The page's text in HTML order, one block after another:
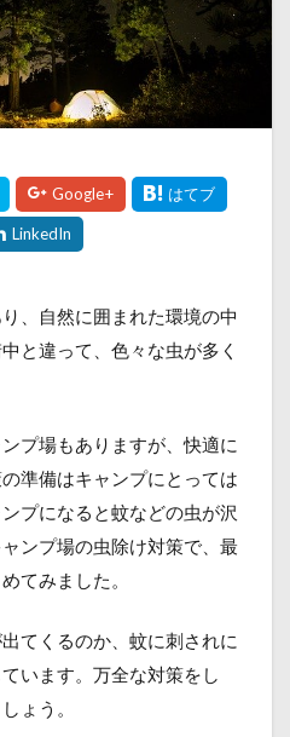
、自然に囲まれた環境の中
と違って、色々な虫が多く
プ場もありますが、快適に
準備はキャンプにとっては
プになると蚊などの虫が沢
ンプ場の虫除け対策で、最
てみました。
てくるのか、蚊に刺されに
います。万全な対策をし
ょう。